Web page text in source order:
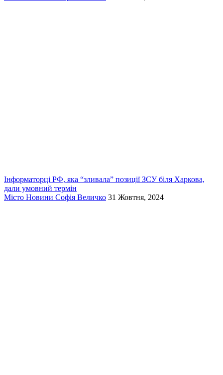
Інформаторці РФ, яка “зливала” позиції ЗСУ біля Харкова,
дали умовний термін
Місто Новини Софія Величко 31 Жовтня, 2024